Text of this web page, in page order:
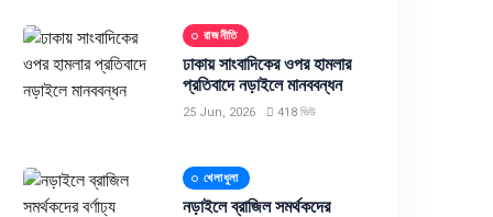
রাজনীতি
ঢাকায় সাংবাদিকের ওপর হামলার
প্রতিবাদে নড়াইলে মানববন্ধন
25 Jun, 2026 418 ভিউ
খেলাধুলা
নড়াইলে ব্রাজিল সমর্থকদের